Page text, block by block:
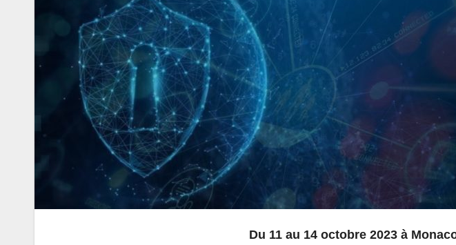
Du 11 au 14 octobre 2023 à